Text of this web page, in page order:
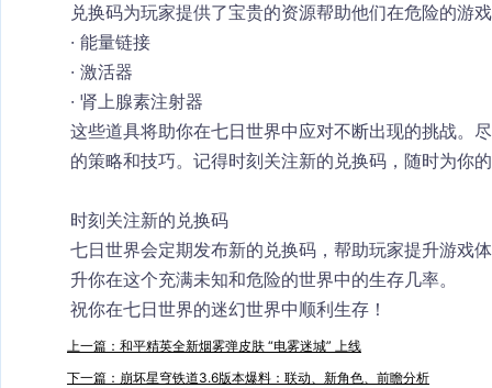
兑换码为玩家提供了宝贵的资源帮助他们在危险的游
· 能量链接
· 激活器
· 肾上腺素注射器
这些道具将助你在七日世界中应对不断出现的挑战。
的策略和技巧。记得时刻关注新的兑换码，随时为你
时刻关注新的兑换码
七日世界会定期发布新的兑换码，帮助玩家提升游戏
升你在这个充满未知和危险的世界中的生存几率。
祝你在七日世界的迷幻世界中顺利生存！
上一篇：和平精英全新烟雾弹皮肤 “电雾迷城” 上线
下一篇：崩坏星穹铁道3.6版本爆料：联动、新角色、前瞻分析